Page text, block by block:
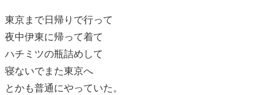
東京まで日帰りで行って
夜中伊東に帰って着て
ハチミツの瓶詰めして
寝ないでまた東京へ
とかも普通にやっていた。